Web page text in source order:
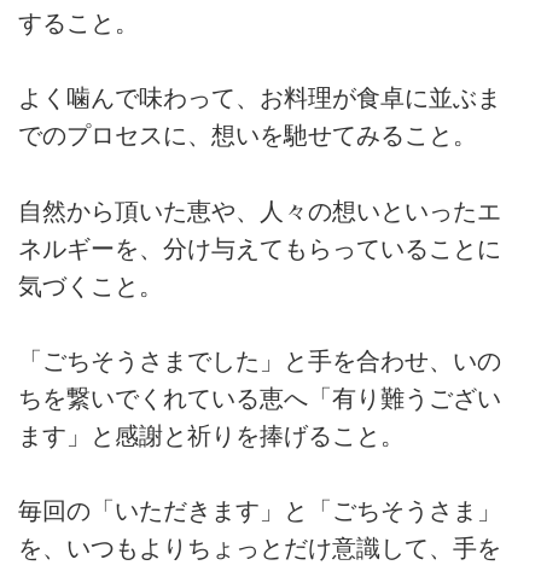
すること。
よく噛んで味わって、お料理が食卓に並ぶま
でのプロセスに、想いを馳せてみること。
自然から頂いた恵や、人々の想いといったエ
ネルギーを、分け与えてもらっていることに
気づくこと。
「ごちそうさまでした」と手を合わせ、いの
ちを繋いでくれている恵へ「有り難うござい
ます」と感謝と祈りを捧げること。
毎回の「いただきます」と「ごちそうさま」
を、いつもよりちょっとだけ意識して、手を